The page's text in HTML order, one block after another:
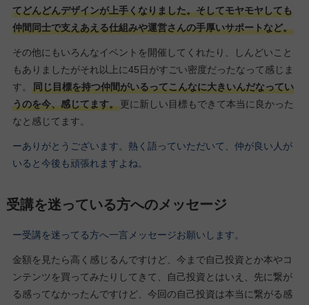
てどんどんデザインが上手くなりました。そしてモヤモヤしても
仲間同士で支えあえる仕組みや運営さんの手厚いサポートなど。
その他にもいろんなイベントを開催してくれたり、しんどいこと
もありましたがそれ以上に45日がすごい密度だったなって感じま
す。
同じ目標を持つ仲間がいるってこんなに大きいんだなってい
うのを今、感じてます。更に新しい目標もできて本当に良かった
なと感じてます。
ーありがとうございます。熱く語っていただいて、仲が良い人が
いると今後も頑張れますよね。
受講を迷っている方へのメッセージ
ー受講を迷ってる方へ一言メッセージお願いします。
金額を見たら高く感じるんですけど、今まで自己投資とか本やコ
ンテンツを買ってみたりしてきて、自己投資とはいえ、先に繋が
る感ってなかったんですけど、今回の自己投資は本当に繋がる感